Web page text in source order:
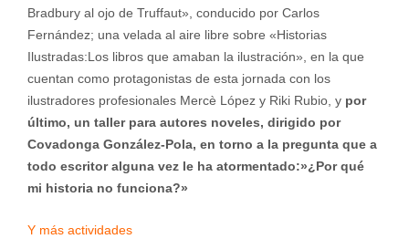
Bradbury al ojo de Truffaut», conducido por Carlos
Fernández; una velada al aire libre sobre «Historias
Ilustradas:Los libros que amaban la ilustración», en la que
cuentan como protagonistas de esta jornada con los
ilustradores profesionales Mercè López y Riki Rubio, ypor
último, un taller para autores noveles, dirigido por
Covadonga González-Pola, en torno a la pregunta que a
todo escritor alguna vez le ha atormentado:»¿Por qué
mi historia no funciona?»
Y más actividades